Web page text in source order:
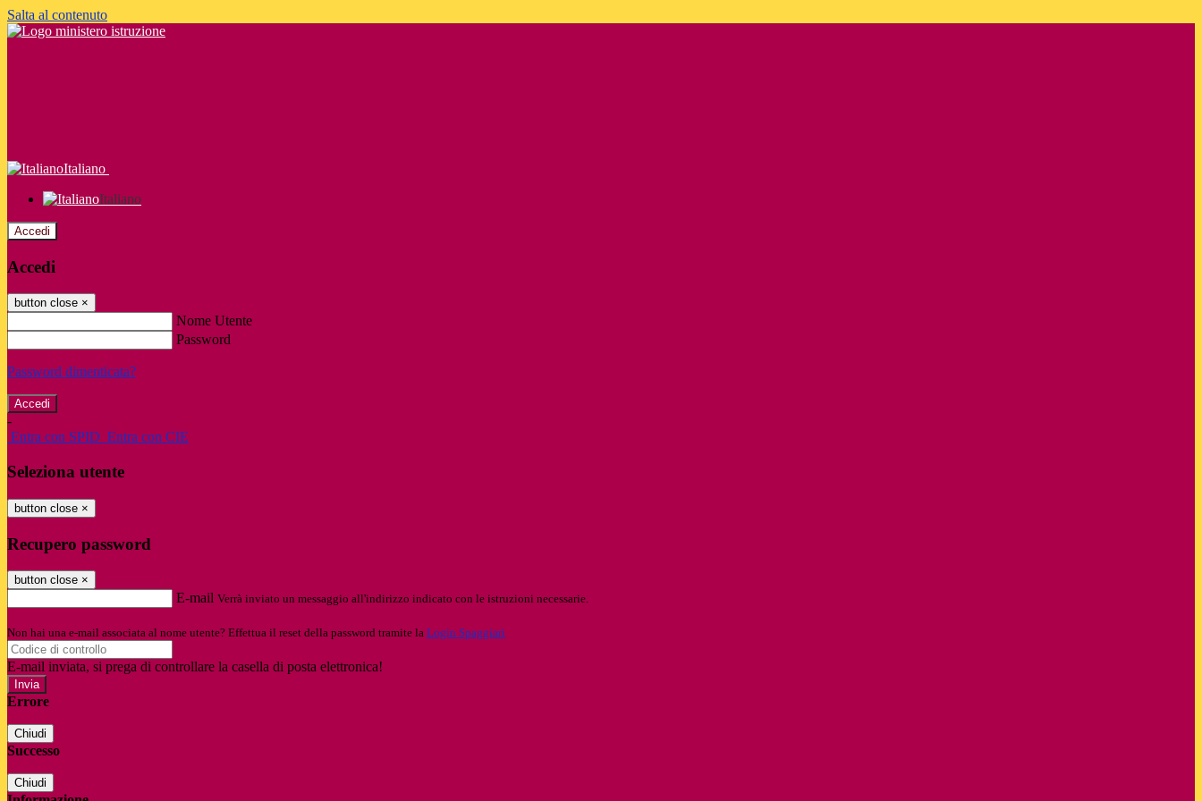
Salta al contenuto
Italiano
Italiano
Accedi
Accedi
button close ×
Nome Utente
Password
Password dimenticata?
-
Entra con SPID Entra con CIE
Seleziona utente
button close ×
Recupero password
button close ×
E-mail Verrà inviato un messaggio all'indirizzo indicato con le istruzioni necessarie.
Non hai una e-mail associata al nome utente? Effettua il reset della password tramite la Login Spaggiari
E-mail inviata, si prega di controllare la casella di posta elettronica!
Errore
Chiudi
Successo
Chiudi